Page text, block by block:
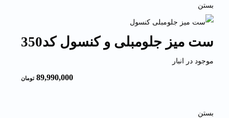
بستن
ست میز جلومبلی و کنسول کد350
موجود در انبار
89,990,000 تومان
بستن